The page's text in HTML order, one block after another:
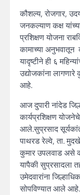
कौशल्य, रोजगार,
जनकल्याण कक्ष
प्रशिक्षण योजना
कामाच्या अनुभवातून
यादृष्टीने ही ६
उद्योजकांना
आहे.
आज दुपारी नांदेड
कार्यप्रशिक्षण
आले.सुप्रसाद
पाथरड रेल्वे, ता.
कुमार उपलवाड असे
यापैकी सुप्रसादला
उमेदवारांना
सोपविण्यात आले आहे.